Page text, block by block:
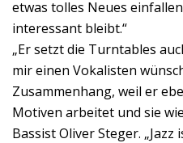
etwas tolles Neues
interessant bleibt.“
„Er setzt die Turntables
mir einen Vokalisten
Zusammenhang, weil er
Motiven arbeitet und sie
Bassist Oliver Steger.